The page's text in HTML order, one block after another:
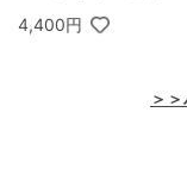
4,400円
＞